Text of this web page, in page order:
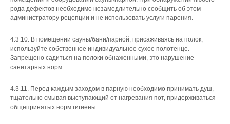
рода дефектов необходимо незамедлительно сообщить об этом
администратору рецепции и не использовать услуги парения.
4.3.10. В помещении сауны/бани/парной, присаживаясь на полок,
используйте собственное индивидуальное сухое полотенце.
Запрещено садиться на полоки обнаженными, это нарушение
санитарных норм.
4.3.11. Перед каждым заходом в парную необходимо принимать душ,
тщательно смывая выступающий от нагревания пот, придерживаться
общепринятых норм гигиены.